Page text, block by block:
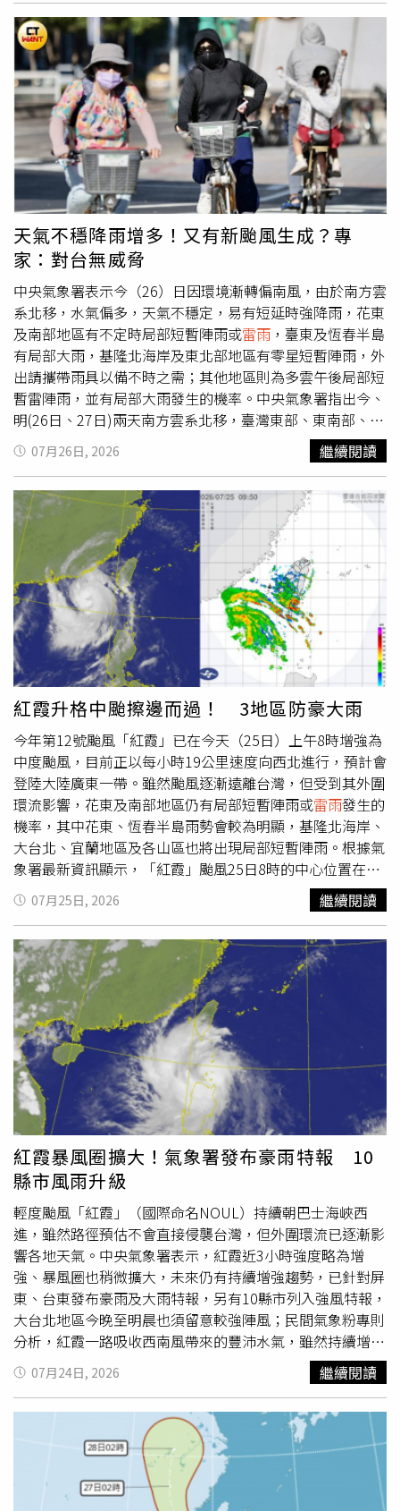
區及平地不排除出現大雨或短延時強降雨。氣象署說明，週
二（28日）起降雨情況將逐漸趨緩，花東及南部仍可能出現
零星短暫雨，其他地區則轉為多雲到晴的天氣型態，午後仍
有雷陣雨發展機率，中部以北山區可能出現局部較大雨勢。
（圖／氣象署）至於週三至下週日（29日至8月2日），整
體天氣將更加穩定，各地主要以午後熱對流為主，降雨範圍
集中在山區，僅有局部短暫雷陣雨。其中周三南風減弱後，
台東及恆春地區仍可能有零星短暫陣雨。氣溫方面，未來1
週全台白天高溫普遍落在32至35度，部分地區可能達36
度，外出需注意防曬及補充水分。另外，近期位於關島東方
海面的熱帶擾動持續發展，預計7至10天內可能增強為熱帶
性低氣壓，並在7月底至8月初形成颱風「白海豚」。目前預
測顯示，該颱風未來將朝日本或日本東方海域移動，對台灣
天氣不會造成直接影響。至於先前的「紅霞」颱風已進入中
國陸地並逐漸減弱，對台影響也已解除。
天氣不穩降雨增多！又有新颱風生成？專
家：對台無威脅
中央氣象署表示今（26）日因環境漸轉偏南風，由於南方雲
系北移，水氣偏多，天氣不穩定，易有短延時強降雨，花東
及南部地區有不定時局部短暫陣雨或雷雨 ，臺東及恆春半島
有局部大雨，基隆北海岸及東北部地區有零星短暫陣雨，外
出請攜帶雨具以備不時之需；其他地區則為多雲午後局部短
暫雷陣雨，並有局部大雨發生的機率。中央氣象署指出今、
明(26日、27日)兩天南方雲系北移，臺灣東部、東南部、南
部地區及澎湖、金門有局部短暫陣雨或
，東南部地區及
恆春半島有局部大雨發生，基隆北海岸及東北部地區有零星
短暫陣雨，其他地區及馬祖為多雲，午後有局部短暫雷陣
雨，並有局部大雨發生。氣象專家吳德榮在專欄「洩天機教
室」中提到，今晨(26日)3：30香港雷達資料顯示，第12號
颱風「紅霞」已在深圳登陸廣東(左圖)，持續向西北前進，
受地形破壞、強度將迅速減弱，但其殘餘環流將為華南帶來
大量降雨的威脅；有相關行程、應注意。此外，本週各國模
式又有颱風生成的模擬，即使又會增強為典型「超級聖嬰
年」“大而強”的颱風，但各國的模擬路徑(右圖)，皆對臺
無威脅。吳德榮表示最新模式模擬顯示，明(27)日偏南風及
「紅霞」殘餘水氣，東南部、南部有局部降雨，午後有局部
雷雨發生的機率；週二、三(28、29日)水氣略減，東南部、
南部偶有局部短暫降雨，午後山區有局部雷雨，部分鄰近平
地受影響，連三天在未降雨前、天氣偏熱，要防晒、防中
暑。吳德榮提到最新模式模擬顯示，週四至週六(30至1日)
水氣減少，太平洋高壓稍增強，大氣漸趨穩定、各地晴朗、
白天炎熱，午後山區仍有局部雷雨的機率。下週日至週二(2
至4日)太平洋高壓籠罩，大氣穩定、各地晴朗炎熱，都要注
意防晒、防中暑。
07月26日, 2026 繼續閱讀
紅霞升格中颱擦邊而過！ 3地區防豪大雨
今年第12號颱風「紅霞」已在今天（25日）上午8時增強為
中度颱風，目前正以每小時19公里速度向西北進行，預計會
登陸大陸廣東一帶。雖然颱風逐漸遠離台灣，但受到其外圍
環流影響，花東及南部地區仍有局部短暫陣雨或雷雨發生的
機率，其中花東、恆春半島雨勢會較為明顯，基隆北海岸、
大台北、宜蘭地區及各山區也將出現局部短暫陣雨。根據氣
象署最新資訊顯示，「紅霞」颱風25日8時的中心位置在北
緯20.8度、東經117.9度，即在鵝鑾鼻的西南西方約330公里
之處，以每小時19公里速度，向西北移動，中心氣壓972百
帕，近中心最大風速每秒33公尺，瞬間最大陣風每秒43公
尺，七級風平均暴風半徑180公里，十級風平均暴風半徑60
公里。「紅霞」颱風路徑預測。（圖／中央氣象署）氣象署
指出，今日上午8時30分已解除海上颱風警報，但「紅霞」
颱風未來強度仍有稍增強且暴風圈稍擴大的趨勢，而受到其
外圍環流影響，易有短延時強降雨，台東縣、屏東縣山區、
恆春半島有局部大雨或豪雨，屏東地區、花蓮地區及綠島、
蘭嶼有局部大雨發生的機率，提醒民眾注意雷擊及強陣風，
山區慎防坍方、落石及溪水暴漲，低窪地區請慎防積水。氣
象署說，花東及恆春半島降雨會較為持續、明顯，有局部大
雨或豪雨發生的機率，南部地區則有大雨出現的機率，基隆
北海岸、大台北、宜蘭地區及各山區有局部短暫陣雨，而其
他中部以北地區為多雲到晴；午後有雷陣雨發展，新竹以南
地區並有大雨出現的機率，各地降雨機率高，天氣不穩定，
外出請攜帶雨具。氣象署提醒，今日基隆市、台北市、新北
市、桃園市、高雄市、屏東縣、宜蘭縣、台東縣（含蘭嶼、
綠島）、澎湖縣、連江縣局部地區有平均風6級以上或陣風8
級以上發生的機率（黃色燈號），請注意。氣象署提到，明
天（26日）紅霞颱風遠離，但由於南方雲系北移，南水氣仍
偏多、環境不穩定；迎風面花東及南部地區不定時有陣雨或
雷雨
，尤其台東及恆春半島有局部大雨，基隆北海岸及宜蘭
地區亦有零星短暫陣雨，其他地區為多雲，午後有局部短暫
雷陣雨，且對流發展旺盛，有局部大雨發生的機率。
07月25日, 2026 繼續閱讀
紅霞暴風圈擴大！氣象署發布豪雨特報 10
縣市風雨升級
輕度颱風「紅霞」（國際命名NOUL）持續朝巴士海峽西
進，雖然路徑預估不會直接侵襲台灣，但外圍環流已逐漸影
響各地天氣。中央氣象署表示，紅霞近3小時強度略為增
強、暴風圈也稍微擴大，未來仍有持續增強趨勢，已針對屏
東、台東發布豪雨及大雨特報，另有10縣市列入強風特報，
大台北地區今晚至明晨也須留意較強陣風；民間氣象粉專則
分析，紅霞一路吸收西南風帶來的豐沛水氣，雖然持續增
強，但整體仍屬「擦肩而過」型颱風，主要風雨集中在東南
部，預估周六下半天起各地天氣將逐漸恢復穩定。紅霞颱風
持續吸收西南風水氣，近3小時強度略增、暴風圈擴大，未
來仍有增強趨勢。（圖／中央氣象署）根據中央氣象署最新
觀測，紅霞24日下午2時中心位於鵝鑾鼻南南東方約300至
330公里海面，以每小時22至27公里速度朝西北西轉西北方
向前進，中心最低氣壓985百帕，近中心最大平均風速每秒
07月24日, 2026 繼續閱讀